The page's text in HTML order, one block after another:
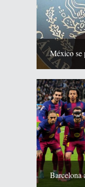
México se
Barcelona